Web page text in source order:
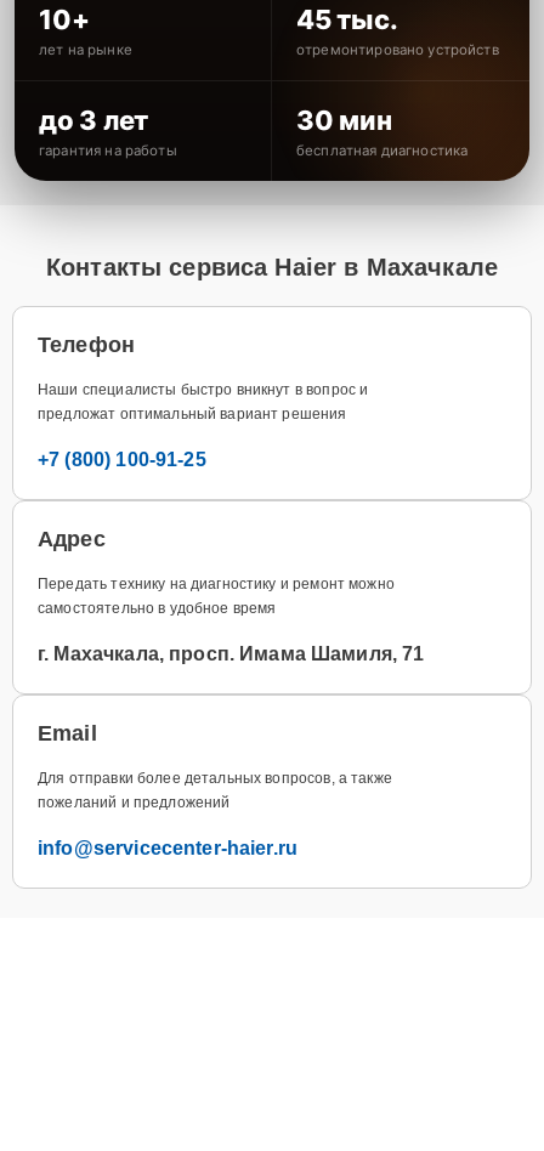
10+
лет на рынке
45 тыс.
отремонтировано устройств
до 3 лет
гарантия на работы
30 мин
бесплатная диагностика
Контакты сервиса Haier в Махачкале
Телефон
Наши специалисты быстро вникнут в вопрос и
предложат оптимальный вариант решения
+7 (800) 100-91-25
Адрес
Передать технику на диагностику и ремонт можно
самостоятельно в удобное время
г. Махачкала, просп. Имама Шамиля, 71
Email
Для отправки более детальных вопросов, а также
пожеланий и предложений
info@servicecenter-haier.ru